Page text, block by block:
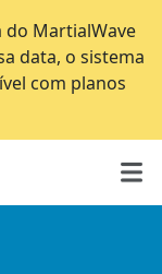
MartialWave
data, o sistema
com planos